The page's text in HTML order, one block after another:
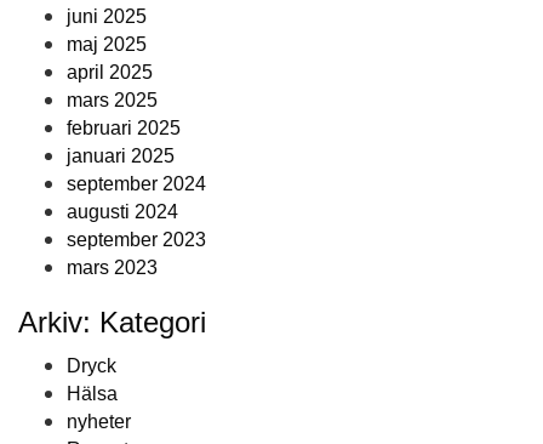
juni 2025
maj 2025
april 2025
mars 2025
februari 2025
januari 2025
september 2024
augusti 2024
september 2023
mars 2023
Arkiv: Kategori
Dryck
Hälsa
nyheter